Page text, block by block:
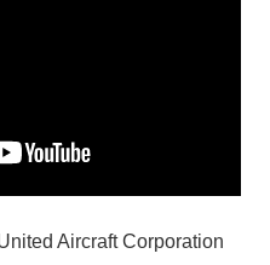
Aircraft Corporation